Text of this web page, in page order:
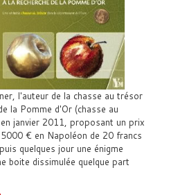
l'auteur de la chasse au trésor
la Pomme d'Or (chasse au
janvier 2011, proposant un prix
5000 € en Napoléon de 20 francs
quelques jour une énigme
boite dissimulée quelque part